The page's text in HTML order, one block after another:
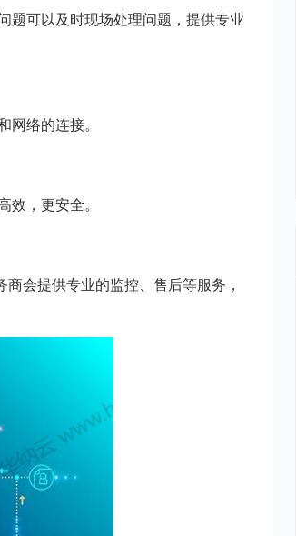
题可以及时现场处理问题，提供专业
络的连接。
，更安全。
会提供专业的监控、售后等服务，